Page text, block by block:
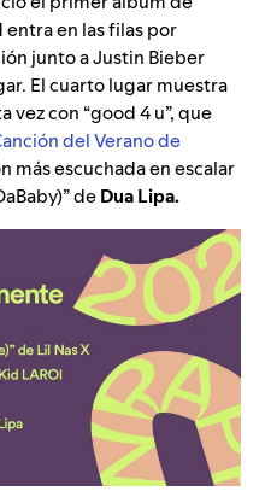
entra en las filas por
junto a Justin Bieber
El cuarto lugar muestra
vez con “good 4 u”, que
del Verano de
más escuchada en escalar
deDua Lipa.